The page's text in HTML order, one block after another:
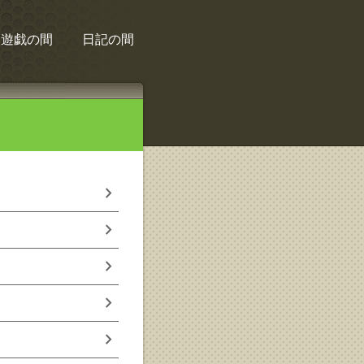
遊戯の間 日記の間
chevron_right
chevron_right
chevron_right
chevron_right
chevron_right